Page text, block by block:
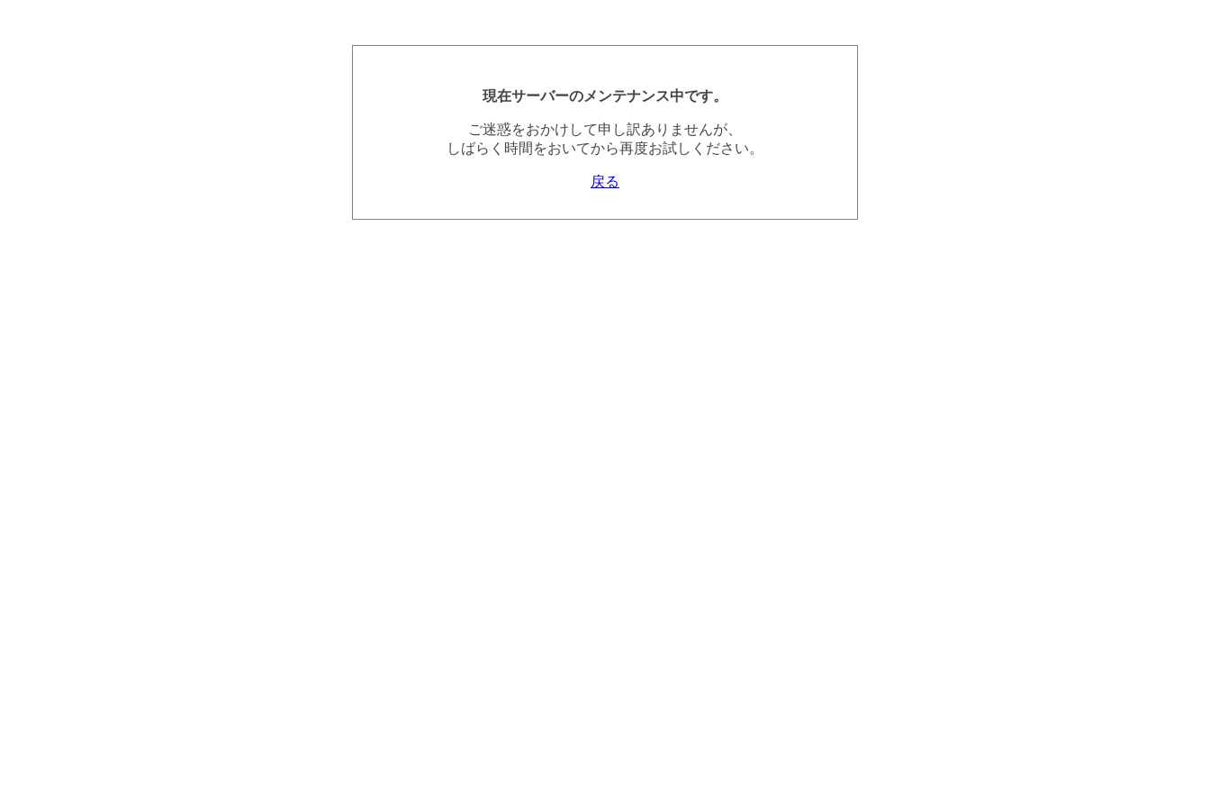
現在サーバーのメンテナンス中です。
ご迷惑をおかけして申し訳ありませんが、
しばらく時間をおいてから再度お試しください。
戻る